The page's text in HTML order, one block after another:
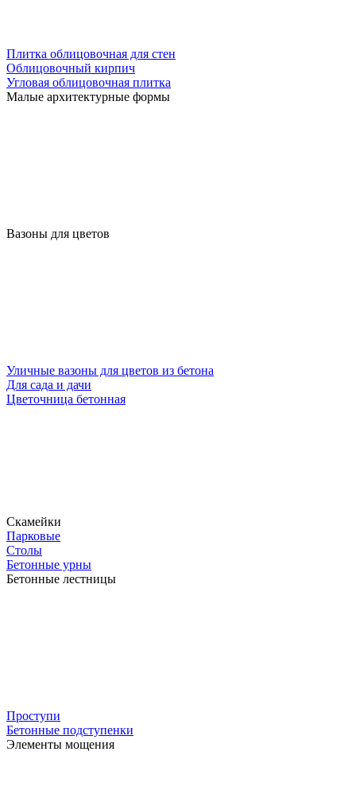
Плитка облицовочная для стен
Облицовочный кирпич
Угловая облицовочная плитка
Малые архитектурные формы
Вазоны для цветов
Уличные вазоны для цветов из бетона
Для сада и дачи
Цветочница бетонная
Скамейки
Парковые
Столы
Бетонные урны
Бетонные лестницы
Проступи
Бетонные подступенки
Элементы мощения